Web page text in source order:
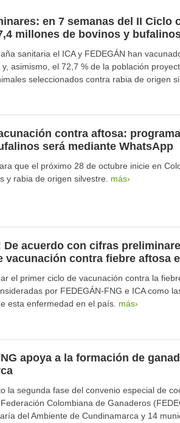
en 7 semanas del II Ciclo
millones de bovinos y
sanitaria el ICA y FEDEGÁN han
asimismo, el 72,7 % de la población
seleccionados contra rabia de origen
contra aftosa:
será mediante WhatsApp
que el próximo 28 de octubre inicie en
y rabia de origen silvestre. más›
De acuerdo con cifras
vacunación contra fiebre aftosa
el primer ciclo de vacunación contra la
por FEDEGÁN-FNG e ICA como
esta enfermedad en el país. más›
apoya a la formación de
la segunda fase del convenio especial de
Colombiana de Ganaderos
del Ambiente de Cundinamarca y 14